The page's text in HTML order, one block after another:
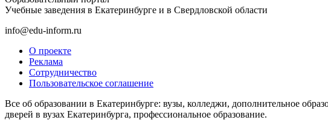
Учебные заведения в Екатеринбурге и в Свердловской области
info@edu-inform.ru
О проекте
Реклама
Сотрудничество
Пользовательское соглашение
Все об образовании в Екатеринбурге: вузы, колледжи, дополнительное
дверей в вузах Екатеринбурга, профессиональное образование.